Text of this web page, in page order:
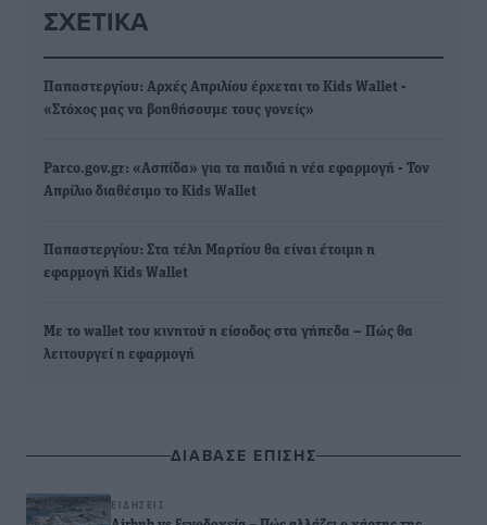
ΣΧΕΤΙΚΆ
Παπαστεργίου: Αρχές Απριλίου έρχεται το Kids Wallet -
«Στόχος μας να βοηθήσουμε τους γονείς»
Parco.gov.gr: «Ασπίδα» για τα παιδιά η νέα εφαρμογή - Τον
Απρίλιο διαθέσιμο το Kids Wallet
Παπαστεργίου: Στα τέλη Μαρτίου θα είναι έτοιμη η
εφαρμογή Κids Wallet
Με το wallet του κινητού η είσοδος στα γήπεδα – Πώς θα
λειτουργεί η εφαρμογή
ΔΙΑΒΑΣΕ ΕΠΙΣΗΣ
ΕΙΔΉΣΕΙΣ